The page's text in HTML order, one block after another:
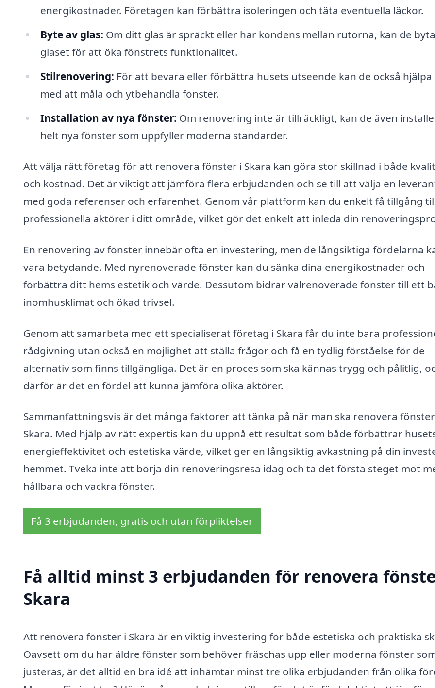
energikostnader. Företagen kan förbättra isoleringen och täta eventuella läckor.
Byte av glas: Om ditt glas är spräckt eller har kondens mellan rutorna, kan de
glaset för att öka fönstrets funktionalitet.
Stilrenovering: För att bevara eller förbättra husets utseende kan de också hjälpa
med att måla och ytbehandla fönster.
Installation av nya fönster: Om renovering inte är tillräckligt, kan de även
helt nya fönster som uppfyller moderna standarder.
Att välja rätt företag för att renovera fönster i Skara kan göra stor skillnad i både
och kostnad. Det är viktigt att jämföra flera erbjudanden och se till att välja en
med goda referenser och erfarenhet. Genom vår plattform kan du enkelt få tillgång
professionella aktörer i ditt område, vilket gör det enkelt att inleda din
En renovering av fönster innebär ofta en investering, men de långsiktiga fördelarna
vara betydande. Med nyrenoverade fönster kan du sänka dina energikostnader och
förbättra ditt hems estetik och värde. Dessutom bidrar välrenoverade fönster till ett
inomhusklimat och ökad trivsel.
Genom att samarbeta med ett specialiserat företag i Skara får du inte bara
rådgivning utan också en möjlighet att ställa frågor och få en tydlig förståelse för de
alternativ som finns tillgängliga. Det är en proces som ska kännas trygg och pålitlig,
därför är det en fördel att kunna jämföra olika aktörer.
Sammanfattningsvis är det många faktorer att tänka på när man ska renovera
Skara. Med hjälp av rätt expertis kan du uppnå ett resultat som både förbättrar
energieffektivitet och estetiska värde, vilket ger en långsiktig avkastning på din
hemmet. Tveka inte att börja din renoveringsresa idag och ta det första steget mot
hållbara och vackra fönster.
Få 3 erbjudanden, gratis och utan förpliktelser
Få alltid minst 3 erbjudanden för renovera
Skara
Att renovera fönster i Skara är en viktig investering för både estetiska och praktiska
Oavsett om du har äldre fönster som behöver fräschas upp eller moderna fönster
justeras, är det alltid en bra idé att inhämtar minst tre olika erbjudanden från olika